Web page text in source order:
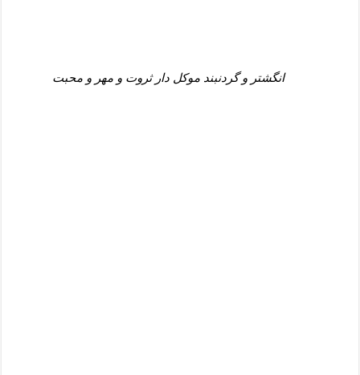
انگشتر و گردنبند موکل دار ثروت و مهر و محبت